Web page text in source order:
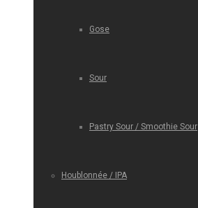
Gose
Sour
Pastry Sour / Smoothie Sour
Houblonnée / IPA